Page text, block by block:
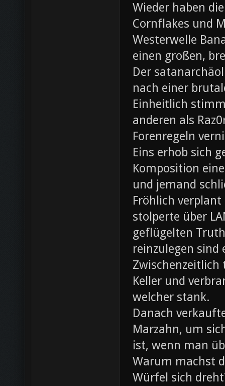
Wieder haben
Cornflakes und
Westerwelle
einen großen,
Der
nach einer
Einheitlich
anderen als
Forenregeln
Eins erhob sich
Komposition
und jemand
Fröhlich
stolperte über
geflügelten
reinzulegen sind
Zwischenzeitlich
Keller und
welcher stank.
Danach
Marzahn, um
ist, wenn man
Warum machst
Würfel sich